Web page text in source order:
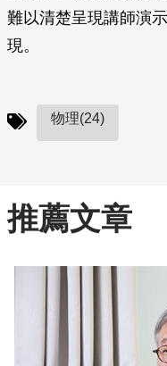
難以清楚呈現講師演
現。
物理(24)
推薦文章